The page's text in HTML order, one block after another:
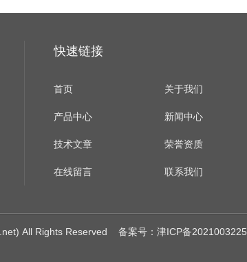
快速链接
首页 关于我们
产品中心 新闻中心
技术文章 荣誉资质
在线留言 联系我们
All Rights Reserved 备案号：津ICP备2021003225